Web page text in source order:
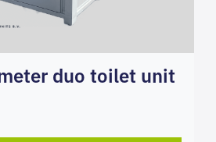
duo toilet unit